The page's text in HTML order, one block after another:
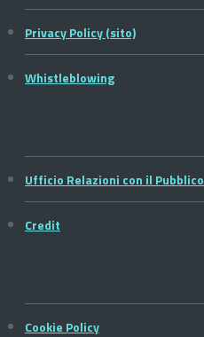
Privacy Policy (sito)
Whistleblowing
Ufficio Relazioni con il Pubblico
Credit
Cookie Policy